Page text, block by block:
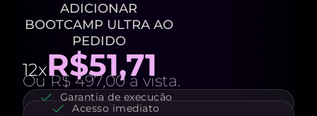
ADICIONAR
BOOTCAMP ULTRA AO
PEDIDO
12xR$51,71
Ou R$ 497,00 à vista.
Garantia de execução
Acesso imediato